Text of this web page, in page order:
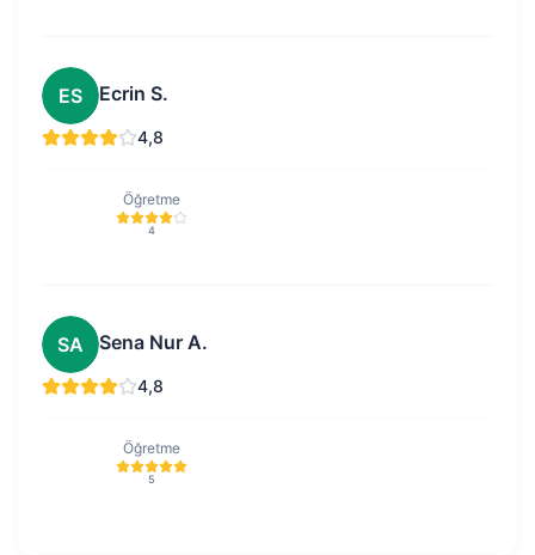
ES Ecrin S.
4,8
Öğretme
4
SA Sena Nur A.
4,8
Öğretme
5